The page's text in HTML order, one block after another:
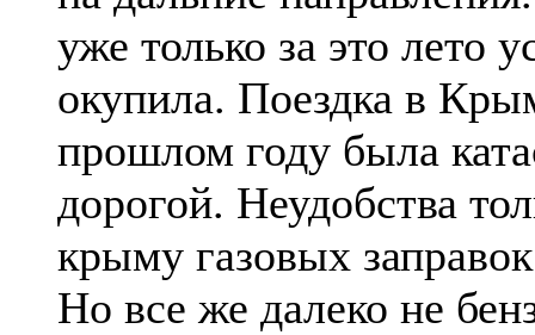
уже только за это лето
окупила. Поездка в
прошлом году была
дорогой. Неудобства
крыму газовых
Но все же далеко не